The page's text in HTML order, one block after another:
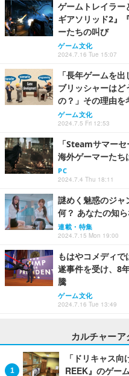
ゲームトレイラ
ギアソリッド2』
ーたちの叫び
ゲーム文化
2024.7.16 Tue 15:07
「長年ゲームを
ブリッシャーはど
の？」その理由を
ゲーム文化
2024.7.5 Fri 12:53
「Steamサマー
海外ゲーマーたち
PC
2024.7.4 Thu 18:11
謎めく魅惑のジャ
何？ あなたの知
連載・特集
2024.7.15 Mon 19:00
もはやコメディ
遂事件を受け、8
騰
ゲーム文化
2024.7.16 Tue 13:49
カルチャー
「ドリキャス
REEK』のゲー